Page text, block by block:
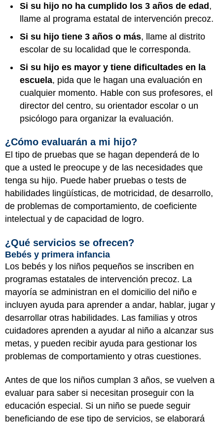
Si su hijo no ha cumplido los 3 años de edad,
llame al programa estatal de intervención precoz.
Si su hijo tiene 3 años o más, llame al distrito
escolar de su localidad que le corresponda.
Si su hijo es mayor y tiene dificultades en la
escuela, pida que le hagan una evaluación en
cualquier momento. Hable con sus profesores, el
director del centro, su orientador escolar o un
psicólogo para organizar la evaluación.
¿Cómo evaluarán a mi hijo?
El tipo de pruebas que se hagan dependerá de lo
que a usted le preocupe y de las necesidades que
tenga su hijo. Puede haber pruebas o tests de
habilidades lingüísticas, de motricidad, de desarrollo,
de problemas de comportamiento, de coeficiente
intelectual y de capacidad de logro.
¿Qué servicios se ofrecen?
Bebés y primera infancia
Los bebés y los niños pequeños se inscriben en
programas estatales de intervención precoz. La
mayoría se administran en el domicilio del niño e
incluyen ayuda para aprender a andar, hablar, jugar y
desarrollar otras habilidades. Las familias y otros
cuidadores aprenden a ayudar al niño a alcanzar sus
metas, y pueden recibir ayuda para gestionar los
problemas de comportamiento y otras cuestiones.
Antes de que los niños cumplan 3 años, se vuelven a
evaluar para saber si necesitan proseguir con la
educación especial. Si un niño se puede seguir
beneficiando de ese tipo de servicios, se elaborará